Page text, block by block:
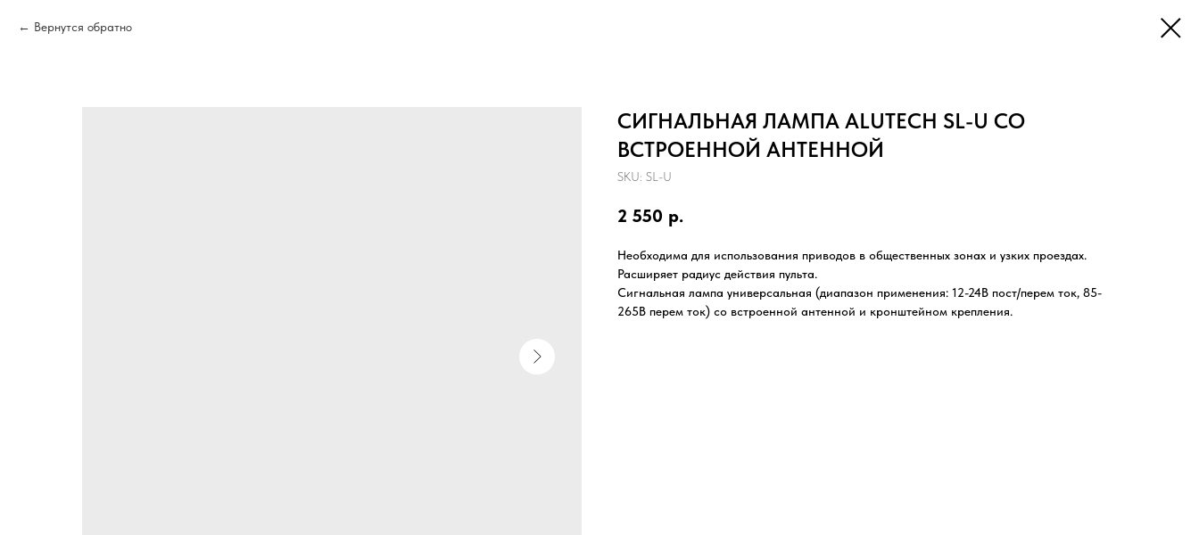
Вернутся обратно
СИГНАЛЬНАЯ ЛАМПА ALUTECH SL-U СО
ВСТРОЕННОЙ АНТЕННОЙ
SKU: SL-U
2 550 р.
Необходима для использования приводов в общественных зонах и узких проездах.
Расширяет радиус действия пульта.
Сигнальная лампа универсальная (диапазон применения: 12-24В пост/перем ток, 85-
265В перем ток) со встроенной антенной и кронштейном крепления.